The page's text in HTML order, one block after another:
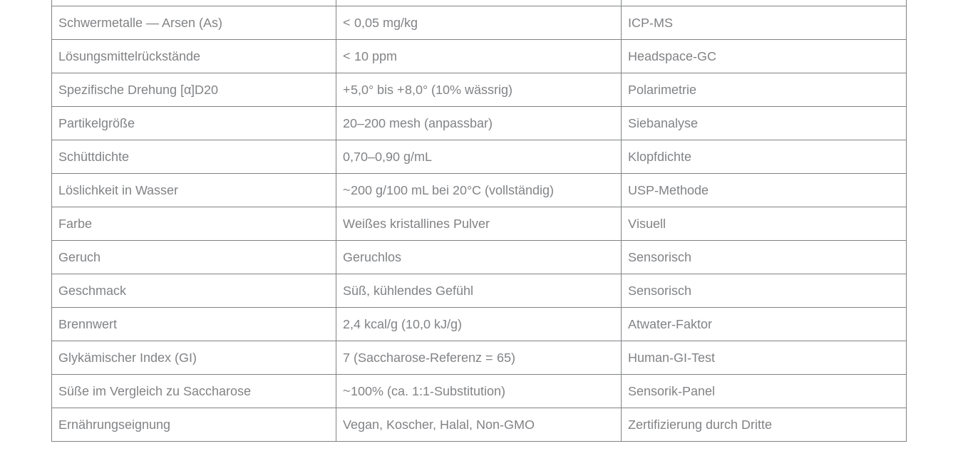
Schwermetalle — Arsen (As) < 0,05 mg/kg ICP-MS
Lösungsmittelrückstände < 10 ppm Headspace-GC
Spezifische Drehung [α]D20 +5,0° bis +8,0° (10% wässrig) Polarimetrie
Partikelgröße 20–200 mesh (anpassbar) Siebanalyse
Schüttdichte 0,70–0,90 g/mL Klopfdichte
Löslichkeit in Wasser ~200 g/100 mL bei 20°C (vollständig) USP-Methode
Farbe Weißes kristallines Pulver Visuell
Geruch Geruchlos Sensorisch
Geschmack Süß, kühlendes Gefühl Sensorisch
Brennwert 2,4 kcal/g (10,0 kJ/g) Atwater-Faktor
Glykämischer Index (GI) 7 (Saccharose-Referenz = 65) Human-GI-Test
Süße im Vergleich zu Saccharose ~100% (ca. 1:1-Substitution) Sensorik-Panel
Ernährungseignung Vegan, Koscher, Halal, Non-GMO Zertifizierung durch Dritte